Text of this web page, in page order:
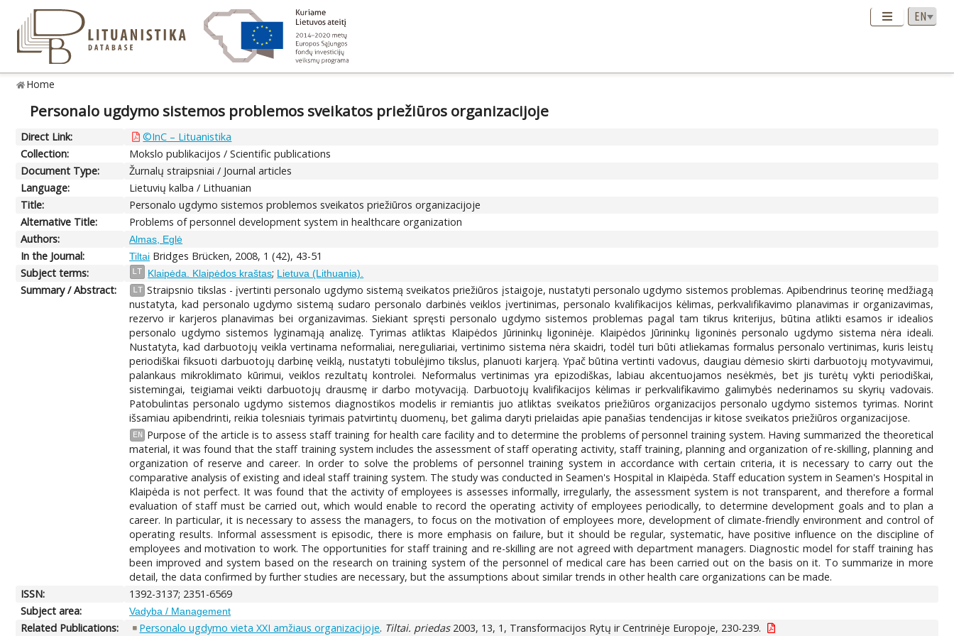
Home
Personalo ugdymo sistemos problemos sveikatos priežiūros organizacijoje
Direct Link:
©InC – Lituanistika
Collection:
Mokslo publikacijos / Scientific publications
Document Type:
Žurnalų straipsniai / Journal articles
Language:
Lietuvių kalba / Lithuanian
Title:
Personalo ugdymo sistemos problemos sveikatos priežiūros organizacijoje
Alternative Title:
Problems of personnel development system in healthcare organization
Authors:
Almas, Eglė
In the Journal: Tiltai Bridges Brücken, 2008, 1 (42), 43-51
Subject terms:
LT Klaipėda. Klaipėdos kraštas; Lietuva (Lithuania).
Summary / Abstract: LT Straipsnio tikslas - įvertinti personalo ugdymo sistemą sveikatos priežiūros įstaigoje, nustatyti personalo ugdymo sistemos problemas. Apibendrinus teorinę medžiagą
nustatyta, kad personalo ugdymo sistemą sudaro personalo darbinės veiklos įvertinimas, personalo kvalifikacijos kėlimas, perkvalifikavimo planavimas ir organizavimas,
rezervo ir karjeros planavimas bei organizavimas. Siekiant spręsti personalo ugdymo sistemos problemas pagal tam tikrus kriterijus, būtina atlikti esamos ir idealios
personalo ugdymo sistemos lyginamąją analizę. Tyrimas atliktas Klaipėdos Jūrininkų ligoninėje. Klaipėdos Jūrininkų ligoninės personalo ugdymo sistema nėra ideali.
Nustatyta, kad darbuotojų veikla vertinama neformaliai, nereguliariai, vertinimo sistema nėra skaidri, todėl turi būti atliekamas formalus personalo vertinimas, kuris leistų
periodiškai fiksuoti darbuotojų darbinę veiklą, nustatyti tobulėjimo tikslus, planuoti karjerą. Ypač būtina vertinti vadovus, daugiau dėmesio skirti darbuotojų motyvavimui,
palankaus mikroklimato kūrimui, veiklos rezultatų kontrolei. Neformalus vertinimas yra epizodiškas, labiau akcentuojamos nesėkmės, bet jis turėtų vykti periodiškai,
sistemingai, teigiamai veikti darbuotojų drausmę ir darbo motyvaciją. Darbuotojų kvalifikacijos kėlimas ir perkvalifikavimo galimybės nederinamos su skyrių vadovais.
Patobulintas personalo ugdymo sistemos diagnostikos modelis ir remiantis juo atliktas sveikatos priežiūros organizacijos personalo ugdymo sistemos tyrimas. Norint
išsamiau apibendrinti, reikia tolesniais tyrimais patvirtintų duomenų, bet galima daryti prielaidas apie panašias tendencijas ir kitose sveikatos priežiūros organizacijose.
EN
Purpose of the article is to assess staff training for health care facility and to determine the problems of personnel training system. Having summarized the theoretical
material, it was found that the staff training system includes the assessment of staff operating activity, staff training, planning and organization of re-skilling, planning and
organization of reserve and career. In order to solve the problems of personnel training system in accordance with certain criteria, it is necessary to carry out the
comparative analysis of existing and ideal staff training system. The study was conducted in Seamen's Hospital in Klaipėda. Staff education system in Seamen's Hospital in
Klaipėda is not perfect. It was found that the activity of employees is assesses informally, irregularly, the assessment system is not transparent, and therefore a formal
evaluation of staff must be carried out, which would enable to record the operating activity of employees periodically, to determine development goals and to plan a
career. In particular, it is necessary to assess the managers, to focus on the motivation of employees more, development of climate-friendly environment and control of
operating results. Informal assessment is episodic, there is more emphasis on failure, but it should be regular, systematic, have positive influence on the discipline of
employees and motivation to work. The opportunities for staff training and re-skilling are not agreed with department managers. Diagnostic model for staff training has
been improved and system based on the research on training system of the personnel of medical care has been carried out on the basis on it. To summarize in more
detail, the data confirmed by further studies are necessary, but the assumptions about similar trends in other health care organizations can be made.
ISSN:
1392-3137; 2351-6569
Subject area:
Vadyba / Management
Related Publications: Personalo ugdymo vieta XXI amžiaus organizacijoje. Tiltai. priedas2003, 13, 1, Transformacijos Rytų ir Centrinėje Europoje, 230-239.